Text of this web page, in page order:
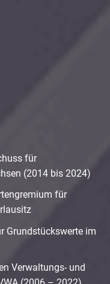
für
(2014 bis 2024)
für
Grundstückswerte im
Verwaltungs- und